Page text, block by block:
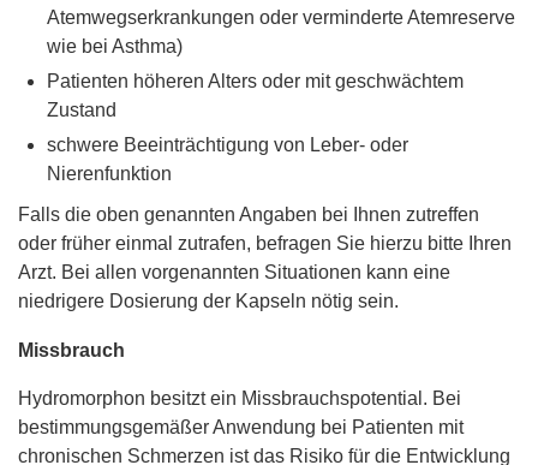
Atemwegserkrankungen oder verminderte Atemreserve
wie bei Asthma)
Patienten höheren Alters oder mit geschwächtem
Zustand
schwere Beeinträchtigung von Leber- oder
Nierenfunktion
Falls die oben genannten Angaben bei Ihnen zutreffen
oder früher einmal zutrafen, befragen Sie hierzu bitte Ihren
Arzt. Bei allen vorgenannten Situationen kann eine
niedrigere Dosierung der Kapseln nötig sein.
Missbrauch
Hydromorphon besitzt ein Missbrauchspotential. Bei
bestimmungsgemäßer Anwendung bei Patienten mit
chronischen Schmerzen ist das Risiko für die Entwicklung